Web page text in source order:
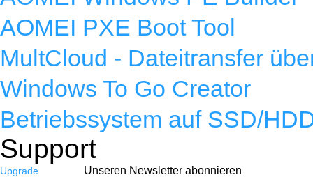
AOMEI PXE Boot Tool
MultCloud - Dateitransfer
Windows To Go Creator
Betriebssystem auf SSD/
Support
Upgrade
Unseren Newsletter abonnieren